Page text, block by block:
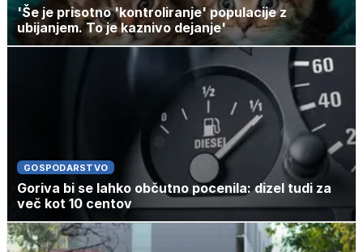
'Še je prisotno 'kontroliranje' populacije z
ubijanjem. To je kaznivo dejanje'
GOSPODARSTVO
Goriva bi se lahko občutno pocenila: dizel tudi za
več kot 10 centov